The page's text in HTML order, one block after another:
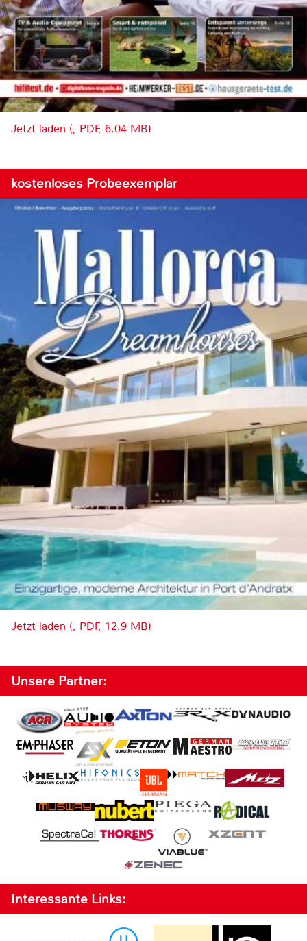
Jetzt laden (, PDF, 6.04 MB)
kostenloses Probeexemplar
Jetzt laden (, PDF, 12.9 MB)
Unsere Partner:
Interessante Links: